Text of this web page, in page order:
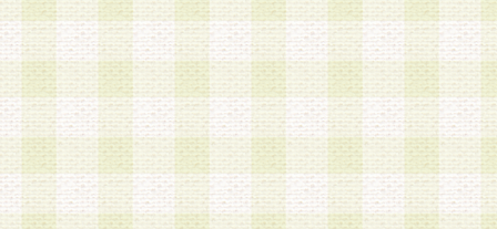
a.既に登録されている会員と同一のメールアドレ
録する場合
b.本サービスと同様のサービスを提供している企
業に従事していると思われる本人またはその家族
場合
c.その他当社が不適切と判断する場合
2.当社は、会員登録希望者を会員として承認する